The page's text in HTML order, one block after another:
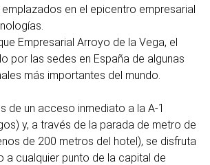
en el epicentro empresarial
Empresarial Arroyo de la Vega, el
por las sedes en España de algunas
más importantes del mundo.
de un acceso inmediato a la A-1
y, a través de la parada de metro de
de 200 metros del hotel), se disfruta
a cualquier punto de la capital de